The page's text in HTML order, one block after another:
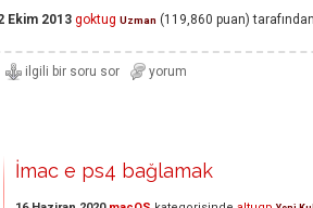
Ekim 2013 goktug Uzman (119,860 puan) tarafından
İmac e ps4 bağlamak